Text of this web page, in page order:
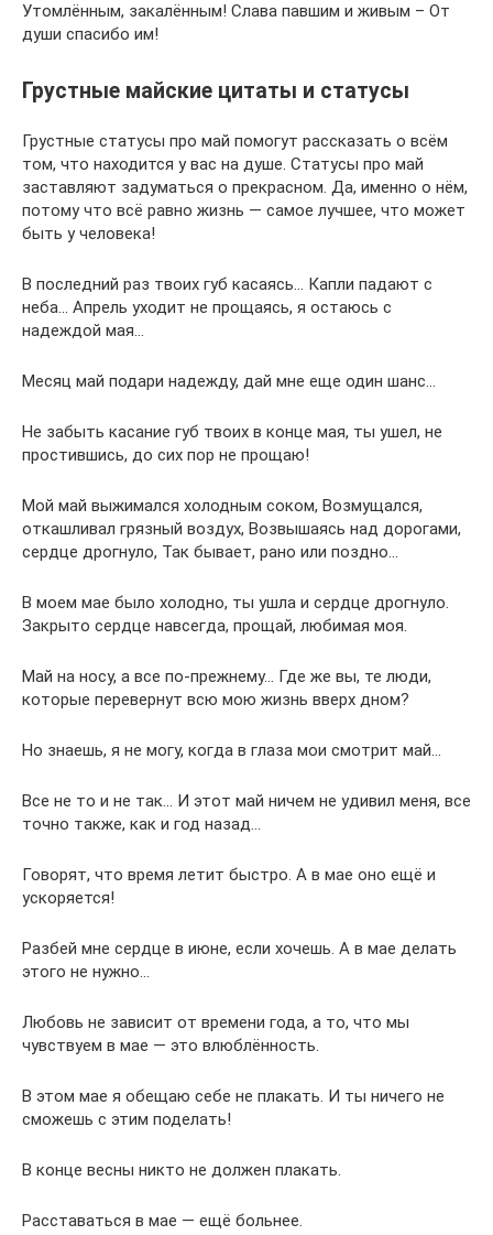
Утомлённым, закалённым! Слава павшим и живым – От
души спасибо им!
Грустные майские цитаты и статусы
Грустные статусы про май помогут рассказать о всём
том, что находится у вас на душе. Статусы про май
заставляют задуматься о прекрасном. Да, именно о нём,
потому что всё равно жизнь — самое лучшее, что может
быть у человека!
В последний раз твоих губ касаясь… Капли падают с
неба… Апрель уходит не прощаясь, я остаюсь с
надеждой мая…
Месяц май подари надежду, дай мне еще один шанс…
Не забыть касание губ твоих в конце мая, ты ушел, не
простившись, до сих пор не прощаю!
Мой май выжимался холодным соком, Возмущался,
откашливал грязный воздух, Возвышаясь над дорогами,
сердце дрогнуло, Так бывает, рано или поздно…
В моем мае было холодно, ты ушла и сердце дрогнуло.
Закрыто сердце навсегда, прощай, любимая моя.
Май на носу, а все по-прежнему… Где же вы, те люди,
которые перевернут всю мою жизнь вверх дном?
Но знаешь, я не могу, когда в глаза мои смотрит май…
Все не то и не так… И этот май ничем не удивил меня, все
точно также, как и год назад…
Говорят, что время летит быстро. А в мае оно ещё и
ускоряется!
Разбей мне сердце в июне, если хочешь. А в мае делать
этого не нужно…
Любовь не зависит от времени года, а то, что мы
чувствуем в мае — это влюблённость.
В этом мае я обещаю себе не плакать. И ты ничего не
сможешь с этим поделать!
В конце весны никто не должен плакать.
Расставаться в мае — ещё больнее.